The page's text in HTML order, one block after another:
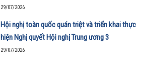
29/07/2026
Hội nghị toàn quốc quán triệt và triển khai thực
hiện Nghị quyết Hội nghị Trung ương 3
29/07/2026